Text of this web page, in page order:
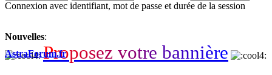
Connexion avec identifiant, mot de passe et durée de la session
Nouvelles:
Proposez votre bannière
AstraForum.fr